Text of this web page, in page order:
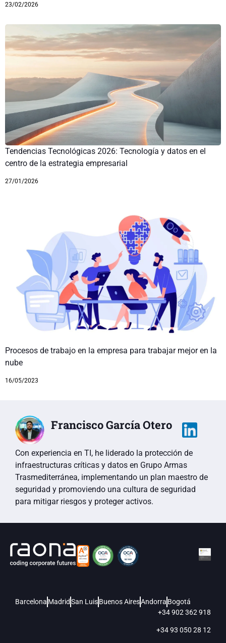
23/02/2026
Tendencias Tecnológicas 2026: Tecnología y datos en el
centro de la estrategia empresarial
27/01/2026
Procesos de trabajo en la empresa para trabajar mejor en la
nube
16/05/2023
Francisco García Otero
Con experiencia en TI, he liderado la protección de
infraestructuras críticas y datos en Grupo Armas
Trasmediterránea, implementando un plan maestro de
seguridad y promoviendo una cultura de seguridad
para mitigar riesgos y proteger activos.
Barcelona MadridSan LuisBuenos AiresAndorra Bogotá
+34 902 362 918
+34 93 050 28 12